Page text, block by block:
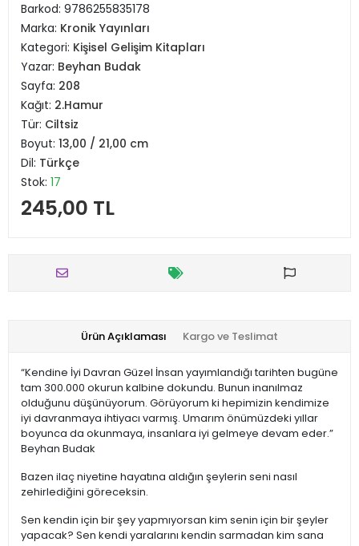
Barkod: 9786255835178
Marka: Kronik Yayınları
Kategori: Kişisel Gelişim Kitapları
Yazar: Beyhan Budak
Sayfa: 208
Kağıt: 2.Hamur
Tür: Ciltsiz
Boyut: 13,00 / 21,00 cm
Dil: Türkçe
Stok: 17
245,00 TL
Ürün Açıklaması Kargo ve Teslimat
“Kendine İyi Davran Güzel İnsan yayımlandığı tarihten bugüne
tam 300.000 okurun kalbine dokundu. Bunun inanılmaz
olduğunu düşünüyorum. Görüyorum ki hepimizin kendimize
iyi davranmaya ihtiyacı varmış. Umarım önümüzdeki yıllar
boyunca da okunmaya, insanlara iyi gelmeye devam eder.”
Beyhan Budak
Bazen ilaç niyetine hayatına aldığın şeylerin seni nasıl
zehirlediğini göreceksin.
Sen kendin için bir şey yapmıyorsan kim senin için bir şeyler
yapacak? Sen kendi yaralarını kendin sarmadan kim sana